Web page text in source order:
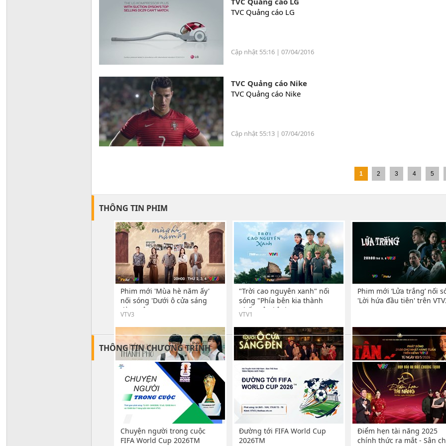
TVC Quảng cáo LG
Cập nhật 55:16 | 07/04/2016
TVC Quảng cáo Nike
TVC Quảng cáo Nike
Cập nhật 55:13 | 07/04/2016
1 2 3 4 5
THÔNG TIN PHIM
Phim mới 'Mùa hè năm ấy'
nối sóng 'Dưới ô cửa sáng
đèn' trên VTV3
VTV3
"Trời cao nguyên xanh" nối
sóng "Phía bên kia thành
phố" trên kênh VTV1
VTV1
Phim mới ‘Lửa trắng’ nối
'Lời hứa đầu tiên' trên
“Phía bên kia thành phố” nối
sóng Ngược đường ngược
Dàn diễn viên thực lực hội tụ
trong “Dưới ô cửa sáng đèn”
trên VTV3
Phim truyền hình 'Tận
lên sóng VTV3
VTV3 /
THÔNG TIN CHƯƠNG TRÌNH
Chuyện người trong cuộc
FIFA World Cup 2026TM
Đường tới FIFA World Cup
2026TM
Điểm hẹn tài năng 2025
chính thức ra mắt - Sân